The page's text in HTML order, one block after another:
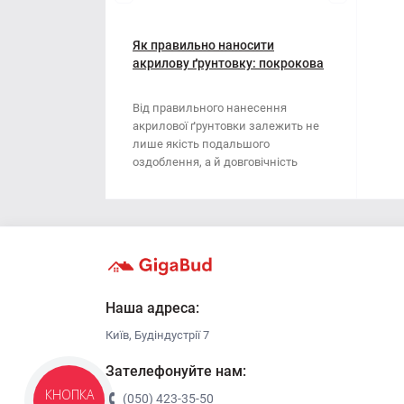
Наждачний папір
Стрічка
Викрутка
Губки для шліфування
Кліщі
Ключі
Лопата
Як правильно наносити
акрилову ґрунтовку: покрокова
Від правильного нанесення
акрилової ґрунтовки залежить не
лише якість подальшого
оздоблення, а й довговічність
Наша адреса:
Київ, Будіндустрії 7
Зателефонуйте нам:
(050) 423-35-50
КНОПКА